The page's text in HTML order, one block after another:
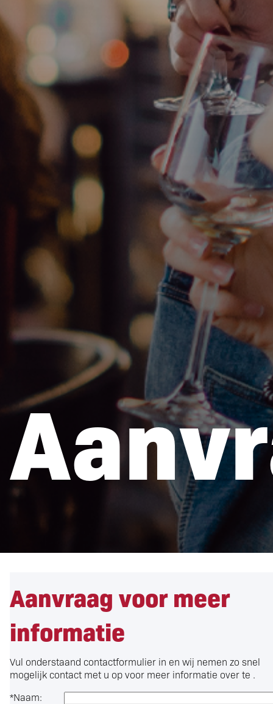
Aanvraag voor meer
informatie
Vul onderstaand contactformulier in en wij nemen zo snel
mogelijk contact met u op voor meer informatie overte .
*Naam: